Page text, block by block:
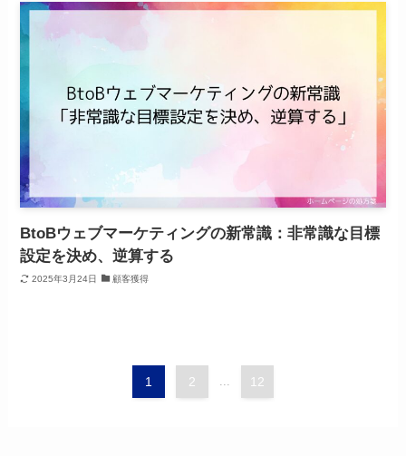
BtoBウェブマーケティングの新常識：非常識な目標
設定を決め、逆算する
2025年3月24日 顧客獲得
1 2 ... 12